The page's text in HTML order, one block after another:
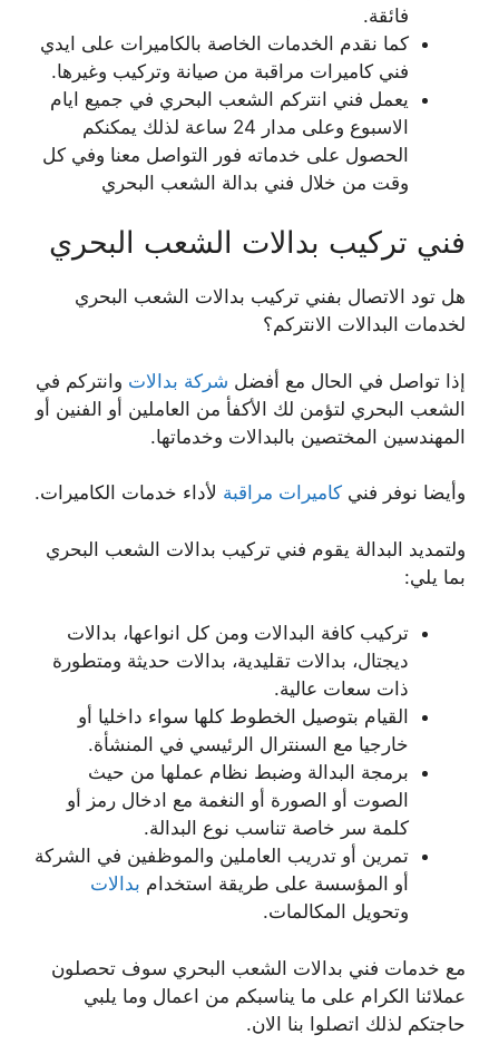
فائقة.
كما نقدم الخدمات الخاصة بالكاميرات على ايدي
فني كاميرات مراقبة من صيانة وتركيب وغيرها.
يعمل فني انتركم الشعب البحري في جميع ايام
الاسبوع وعلى مدار 24 ساعة لذلك يمكنكم
الحصول على خدماته فور التواصل معنا وفي كل
وقت من خلال فني بدالة الشعب البحري
فني تركيب بدالات الشعب البحري
هل تود الاتصال بفني تركيب بدالات الشعب البحري
لخدمات البدالات الانتركم؟
إذا تواصل في الحال مع أفضل شركة بدالات وانتركم في
الشعب البحري لتؤمن لك الأكفأ من العاملين أو الفنين أو
المهندسين المختصين بالبدالات وخدماتها.
وأيضا نوفر فني كاميرات مراقبة لأداء خدمات الكاميرات.
ولتمديد البدالة يقوم فني تركيب بدالات الشعب البحري
بما يلي:
تركيب كافة البدالات ومن كل انواعها، بدالات
ديجتال، بدالات تقليدية، بدالات حديثة ومتطورة
ذات سعات عالية.
القيام بتوصيل الخطوط كلها سواء داخليا أو
خارجيا مع السنترال الرئيسي في المنشأة.
برمجة البدالة وضبط نظام عملها من حيث
الصوت أو الصورة أو النغمة مع ادخال رمز أو
كلمة سر خاصة تناسب نوع البدالة.
تمرين أو تدريب العاملين والموظفين في الشركة
أو المؤسسة على طريقة استخدام بدالات
وتحويل المكالمات.
مع خدمات فني بدالات الشعب البحري سوف تحصلون
عملائنا الكرام على ما يناسبكم من اعمال وما يلبي
حاجتكم لذلك اتصلوا بنا الان.